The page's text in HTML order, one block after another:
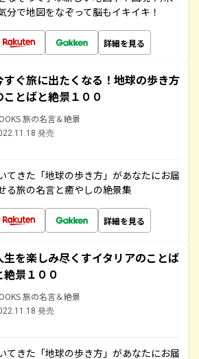
分で地図をなぞって脳もイキイキ！
詳細を見る
すぐ旅に出たくなる！地球の歩き方
ことばと絶景１００
旅の名言＆絶景
発売
てきた「地球の歩き方」があなたにお届
る旅の名言と癒やしの絶景集
詳細を見る
生を楽しみ尽くすイタリアのことば
絶景１００
旅の名言＆絶景
発売
てきた「地球の歩き方」があなたにお届